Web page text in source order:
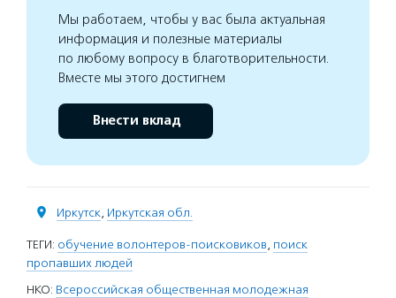
Мы работаем, чтобы у вас была актуальная
информация и полезные материалы
по любому вопросу в благотворительности.
Вместе мы этого достигнем
Внести вклад
Иркутск, Иркутская обл.
ТЕГИ: обучение волонтеров-поисковиков, поиск
пропавших людей
НКО: Всероссийская общественная молодежная